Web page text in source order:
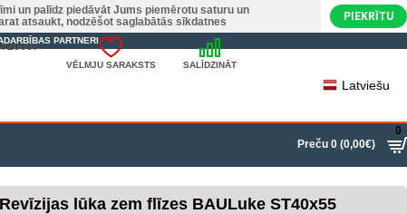
un palīdz piedāvāt Jums piemērotu saturu un
atsaukt, nodzēšot saglabātās sīkdatnes
PIEKRĪTU
PARTNERI
VĒLMJU SARAKSTS SALĪDZINĀT
Latviešu
Preču 0 (0,00€)
0
Revīzijas lūka zem flīzes BAULuke ST40x55